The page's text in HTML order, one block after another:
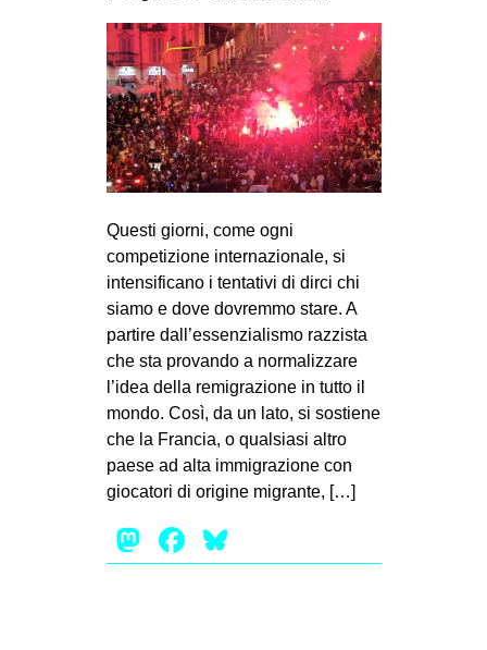
CSOA LAMBRETTA
MSM
STUDENTI TSUNAMI
ZAM
MILANO
SPAZI
SPORT POPOLARE
MOVIMENTI
AMBIENTE
ANTIFASCISMO
DIRITTO ALL’ABITARE
GENERI
PRECARIATO
Questi giorni, come ogni
competizione internazionale, si
intensificano i tentativi di dirci chi
siamo e dove dovremmo stare. A
partire dall’essenzialismo razzista
che sta provando a normalizzare
l’idea della remigrazione in tutto il
mondo. Così, da un lato, si sostiene
che la Francia, o qualsiasi altro
paese ad alta immigrazione con
giocatori di origine migrante, […]
Mastodon
Facebook